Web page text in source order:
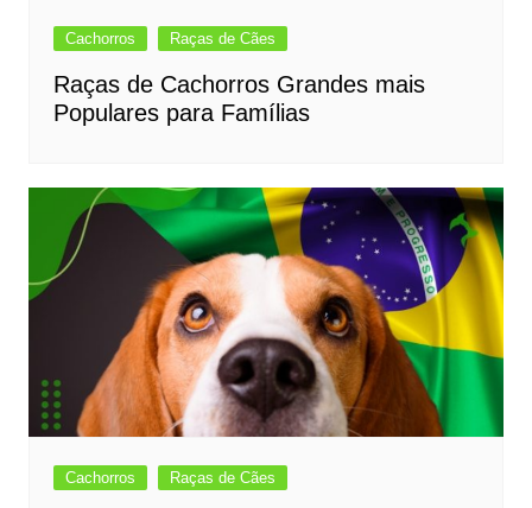
Cachorros Raças de Cães
Raças de Cachorros Grandes mais
Populares para Famílias
Cachorros Raças de Cães